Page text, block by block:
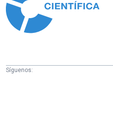
Síguenos: